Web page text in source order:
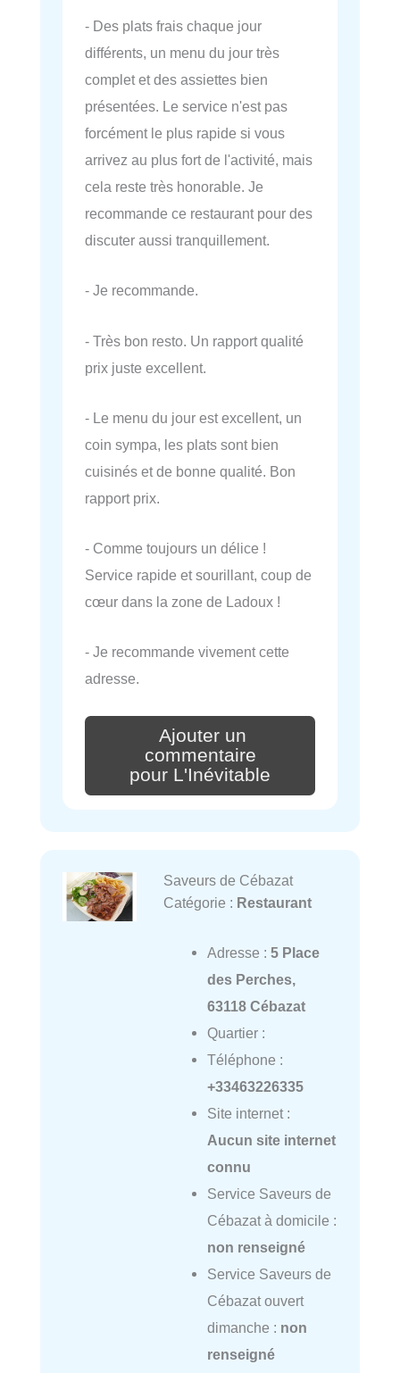
- Des plats frais chaque jour
différents, un menu du jour très
complet et des assiettes bien
présentées. Le service n'est pas
forcément le plus rapide si vous
arrivez au plus fort de l'activité, mais
cela reste très honorable. Je
recommande ce restaurant pour des
discuter aussi tranquillement.
- Je recommande.
- Très bon resto. Un rapport qualité
prix juste excellent.
- Le menu du jour est excellent, un
coin sympa, les plats sont bien
cuisinés et de bonne qualité. Bon
rapport prix.
- Comme toujours un délice !
Service rapide et sourillant, coup de
cœur dans la zone de Ladoux !
- Je recommande vivement cette
adresse.
Ajouter un
commentaire
pour L'Inévitable
Saveurs de Cébazat
Catégorie : Restaurant
Adresse : 5 Place
des Perches,
63118 Cébazat
Quartier :
Téléphone :
+33463226335
Site internet :
Aucun site internet
connu
Service Saveurs de
Cébazat à domicile :
non renseigné
Service Saveurs de
Cébazat ouvert
dimanche : non
renseigné